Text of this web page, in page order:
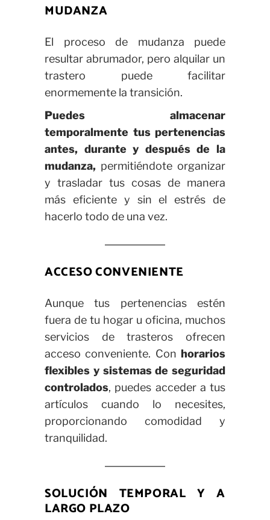
MUDANZA
El proceso de mudanza puede
resultar abrumador, pero alquilar un
trastero puede facilitar
enormemente la transición.
Puedes almacenar
temporalmente tus pertenencias
antes, durante y después de la
mudanza, permitiéndote organizar
y trasladar tus cosas de manera
más eficiente y sin el estrés de
hacerlo todo de una vez.
ACCESO CONVENIENTE
Aunque tus pertenencias estén
fuera de tu hogar u oficina, muchos
servicios de trasteros ofrecen
acceso conveniente. Con horarios
flexibles y sistemas de seguridad
controlados, puedes acceder a tus
artículos cuando lo necesites,
proporcionando comodidad y
tranquilidad.
SOLUCIÓN TEMPORAL Y A
LARGO PLAZO